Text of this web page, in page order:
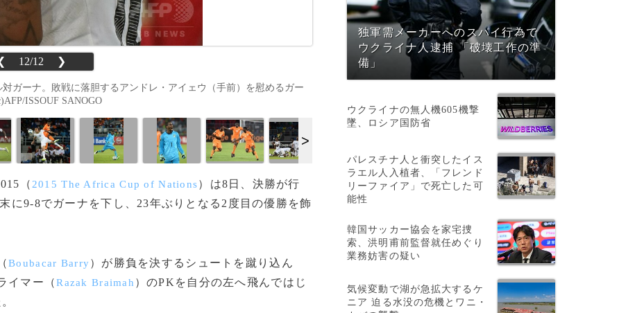
12/12 ❯
ガーナ。敗戦に落胆するアンドレ・アイェウ（手前）を慰めるガー
ISSOUF SANOGO
（ 2015 The Africa Cup of Nations）は8日、決勝が行
に9-8でガーナを下し、23年ぶりとなる2度目の優勝を飾
Boubacar Barry）が勝負を決するシュートを蹴り込ん
イマー（Razak Braimah ）のPKを自分の左へ飛んではじ
独軍需メーカーへのスパイ行為で
ウクライナ人逮捕 「破壊工作の準
備」
ウクライナの無人機605機撃
墜、ロシア国防省
パレスチナ人と衝突したイス
ラエル人入植者、「フレンド
リーファイア」で死亡した可
能性
韓国サッカー協会を家宅捜
索、洪明甫前監督就任めぐり
業務妨害の疑い
気候変動で湖が急拡大するケ
ニア 迫る水没の危機とワニ・